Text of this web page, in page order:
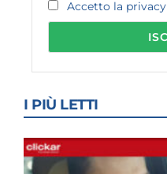
Accetto la
I PIÙ LETTI